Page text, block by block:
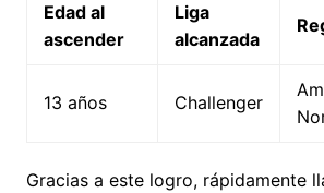
Edad al
ascender
Liga
alcanzada
13 años Challenger
Gracias a este logro, rápidamente